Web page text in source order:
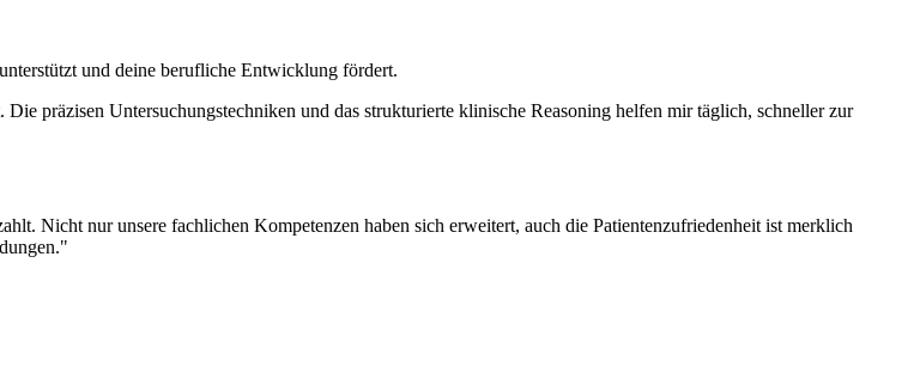
und deine berufliche Entwicklung fördert.
präzisen Untersuchungstechniken und das strukturierte klinische Reasoning helfen mir täglich, schneller zur
Nicht nur unsere fachlichen Kompetenzen haben sich erweitert, auch die Patientenzufriedenheit ist merklich